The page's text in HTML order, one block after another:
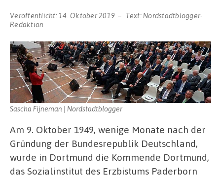
Veröffentlicht: 14. Oktober 2019 Text: Nordstadtblogger-
Redaktion
Sascha Fijneman | Nordstadtblogger
Am 9. Oktober 1949, wenige Monate nach der
Gründung der Bundesrepublik Deutschland,
wurde in Dortmund die Kommende Dortmund,
das Sozialinstitut des Erzbistums Paderborn